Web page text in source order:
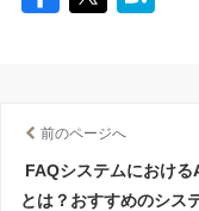
前のページへ
FAQシステムにおける
とは？おすすめのシス